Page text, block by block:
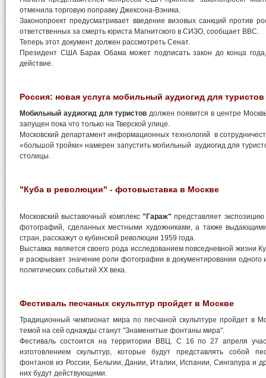
отменила торговую поправку Джексона-Вэника.
Законопроект предусматривает введение визовых санкций против
ответственных за смерть юриста Магнитского в СИЗО, сообщает ВВС.
Теперь этот документ должен рассмотреть Сенат.
Президент США Барак Обама может подписать закон до конца
действие.
Россия: новая услуга мобильный аудиогид для туристов
Мобильный аудиогид для туристов должен появится в центре
запущен пока что только на Тверской улице.
Московский департамент информационных технологий в
«большой тройки» намерен запустить мобильный аудиогид для
столицы.
"Куба в революции" - фотовыставка в Москве
Московский выставочный комплекс "Гараж"представляет
фотографий, сделанных местными художниками, а также
стран, расскажут о кубинской революции 1959 года.
Выставка является своего рода исследованием повседневной жизни
и раскрывает значение роли фотографии в документировании
политических событий XX века.
Фестиваль песчаных скульптур пройдет в Москве
Традиционный чемпионат мира по песчаной скульптуре пройдет в
темой на сей однажды станут "Знаменитые фонтаны мира".
Фестиваль состоится на территории ВВЦ. С 16 по 27 апреля
изготовлением скульптур, которые будут представлять собой
фонтанов из России, Бельгии, Дании, Италии, Испании, Сингапура и
них будут действующими.